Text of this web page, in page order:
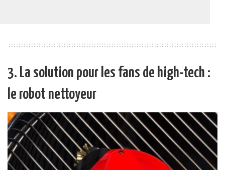
3. La solution pour les fans de high-tech :
le robot nettoyeur